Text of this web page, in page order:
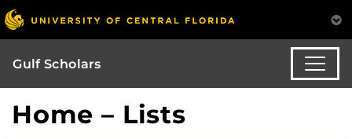
Gulf Scholars
Home – Lists